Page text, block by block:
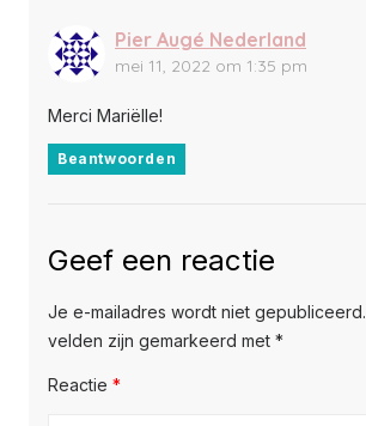
Pier Augé Nederland
mei 11, 2022 om 1:35 pm
Merci Mariëlle!
Beantwoorden
Geef een reactie
Je e-mailadres wordt niet gepubliceerd.
velden zijn gemarkeerd met *
Reactie *